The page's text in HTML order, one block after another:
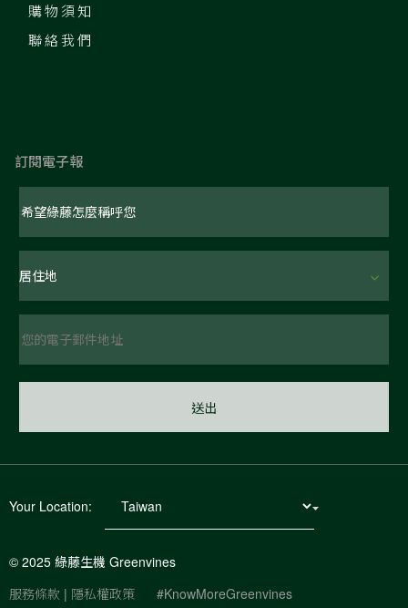
購物須知
聯絡我們
訂閱電子報
© 2025 綠藤生機 Greenvines
服務條款 | 隱私權政策 #KnowMoreGreenvines
Your Location: